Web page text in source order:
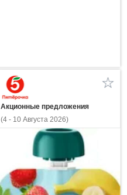
Акционные предложения
(4 - 10 Августа 2026)